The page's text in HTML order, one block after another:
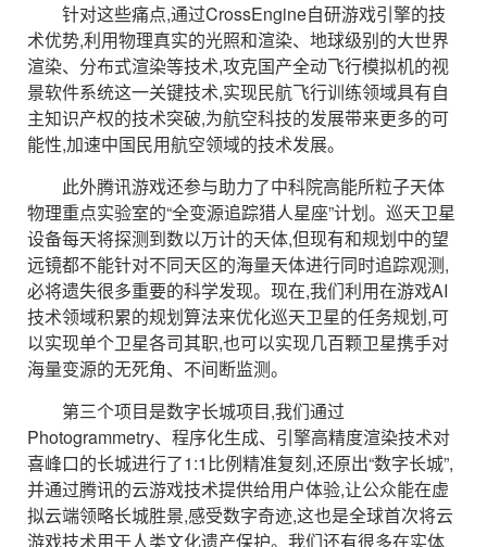
针对这些痛点,通过CrossEngine自研游戏引擎的技
术优势,利用物理真实的光照和渲染、地球级别的大世界
渲染、分布式渲染等技术,攻克国产全动飞行模拟机的视
景软件系统这一关键技术,实现民航飞行训练领域具有自
主知识产权的技术突破,为航空科技的发展带来更多的可
能性,加速中国民用航空领域的技术发展。
此外腾讯游戏还参与助力了中科院高能所粒子天体
物理重点实验室的“全变源追踪猎人星座”计划。巡天卫星
设备每天将探测到数以万计的天体,但现有和规划中的望
远镜都不能针对不同天区的海量天体进行同时追踪观测,
必将遗失很多重要的科学发现。现在,我们利用在游戏AI
技术领域积累的规划算法来优化巡天卫星的任务规划,可
以实现单个卫星各司其职,也可以实现几百颗卫星携手对
海量变源的无死角、不间断监测。
第三个项目是数字长城项目,我们通过
Photogrammetry、程序化生成、引擎高精度渲染技术对
喜峰口的长城进行了1:1比例精准复刻,还原出“数字长城”,
并通过腾讯的云游戏技术提供给用户体验,让公众能在虚
拟云端领略长城胜景,感受数字奇迹,这也是全球首次将云
游戏技术用于人类文化遗产保护。我们还有很多在实体